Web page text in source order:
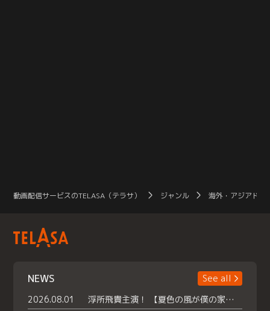
動画配信サービスのTELASA（テラサ） ジャンル 海外・アジアドラ
NEWS
See all
2026.08.01
浮所飛貴主演！ 【夏色の風が僕の家にやってきた】 本日よりテラサで独占配信スタート！